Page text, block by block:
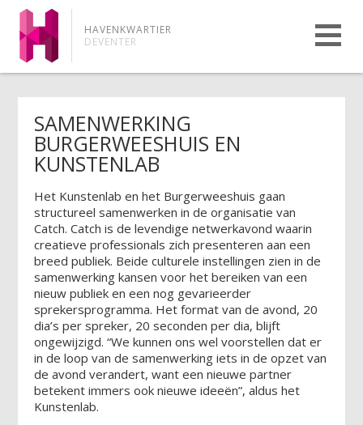
HAVENKWARTIER
DEVENTER
SAMENWERKING
BURGERWEESHUIS EN
KUNSTENLAB
Het Kunstenlab en het Burgerweeshuis gaan
structureel samenwerken in de organisatie van
Catch. Catch is de levendige netwerkavond waarin
creatieve professionals zich presenteren aan een
breed publiek. Beide culturele instellingen zien in de
samenwerking kansen voor het bereiken van een
nieuw publiek en een nog gevarieerder
sprekersprogramma. Het format van de avond, 20
dia’s per spreker, 20 seconden per dia, blijft
ongewijzigd. “We kunnen ons wel voorstellen dat er
in de loop van de samenwerking iets in de opzet van
de avond verandert, want een nieuwe partner
betekent immers ook nieuwe ideeën”, aldus het
Kunstenlab.